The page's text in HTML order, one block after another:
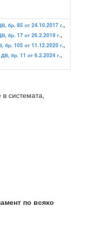
бр. 85 от 24.10.2017 г.,
бр. 17 от 26.2.2019 г.,
бр. 105 от 11.12.2020 г.,
ДВ, бр. 11 от 6.2.2024 г.,
системата,
по всяко